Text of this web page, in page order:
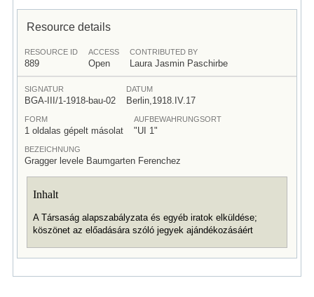
Resource details
RESOURCE ID
889
ACCESS
Open
CONTRIBUTED BY
Laura Jasmin Paschirbe
SIGNATUR
BGA-III/1-1918-bau-02
DATUM
Berlin,1918.IV.17
FORM
1 oldalas gépelt másolat
AUFBEWAHRUNGSORT
"UI 1"
BEZEICHNUNG
Gragger levele Baumgarten Ferenchez
Inhalt
A Társaság alapszabályzata és egyéb iratok elküldése;
köszönet az előadására szóló jegyek ajándékozásáért